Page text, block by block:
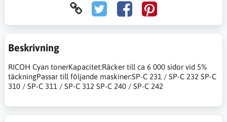
Beskrivning
RICOH Cyan tonerKapacitet:Räcker till ca 6 000 sidor vid 5%
täckningPassar till följande maskiner:SP-C 231 / SP-C 232 SP-C
310 / SP-C 311 / SP-C 312 SP-C 240 / SP-C 242